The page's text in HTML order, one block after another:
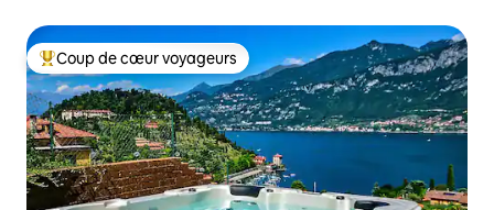
Coups de cœur voyageurs les plus appréciés
Coup de cœur voyageurs